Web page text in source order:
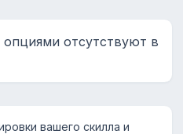
отсутствуют в
вашего скилла и